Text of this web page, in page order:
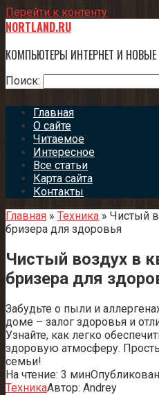
Перейти к контенту
NORTLAND.RU
КОМПЬЮТЕРЫ ИНТЕРНЕТ И НОВЫЕ
Поиск:
Главная
О сайте
Читаемое
Интересное
Все статьи
Карта сайта
Контакты
Главная » Техника » Чистый
бризера для здоровья
Чистый воздух в
бризера для
Забудьте о пыли и
доме – залог здоровья и
Узнайте, как легко
здоровую атмосферу.
семьи!
На чтение: 3 мин
ТехникаАвтор: Andrey